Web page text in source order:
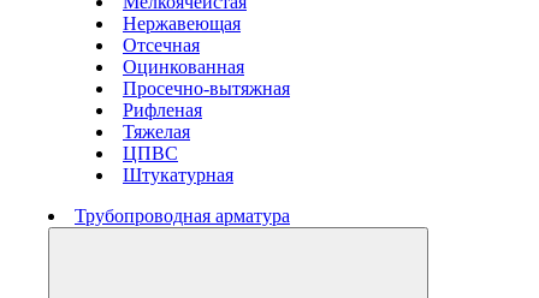
Нержавеющая
Отсечная
Оцинкованная
Просечно-вытяжная
Рифленая
Тяжелая
ЦПВС
Штукатурная
Трубопроводная арматура